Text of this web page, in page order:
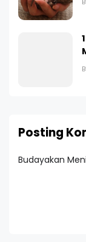
Posting
Budayakan